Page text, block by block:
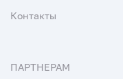
Контакты
ПАРТНЕРАМ